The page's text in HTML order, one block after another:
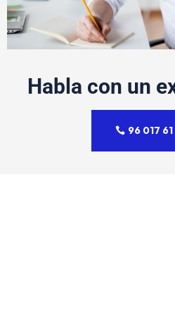
Habla con un
96 017